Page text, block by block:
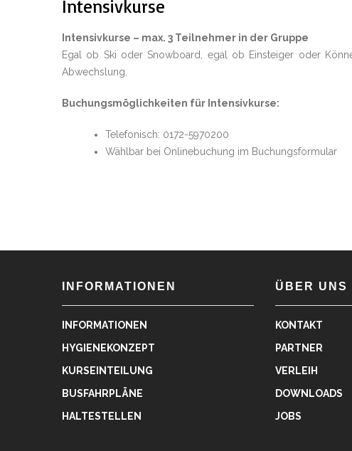
Intensivkurse
Intensivkurse – max. 3 Teilnehmer in der Gruppe
Egal ob Ski oder Snowboard, egal ob Einsteiger oder
Abwechslung.
Buchungsmöglichkeiten für Intensivkurse:
Telefonisch: 0172-5970200
Wählbar bei Onlinebuchung im Buchungsformular
INFORMATIONEN
INFORMATIONEN
HYGIENEKONZEPT
KURSEINTEILUNG
BUSFAHRPLÄNE
HALTESTELLEN
ÜBER UNS
KONTAKT
PARTNER
VERLEIH
DOWNLOADS
JOBS